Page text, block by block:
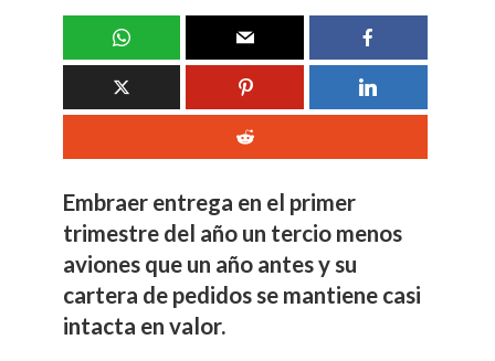
Embraer entrega en el primer
trimestre del año un tercio menos
aviones que un año antes y su
cartera de pedidos se mantiene casi
intacta en valor.